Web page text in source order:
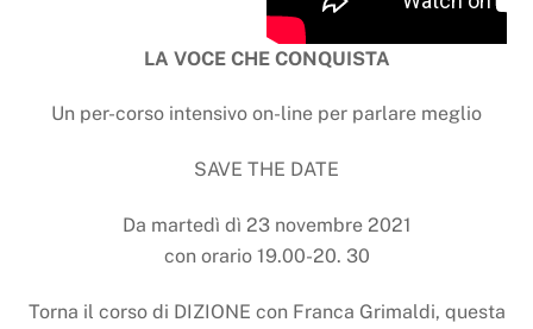
LA VOCE CHE CONQUISTA
Un per-corso intensivo on-line per parlare meglio
SAVE THE DATE
Da martedì dì 23 novembre 2021
con orario 19.00-20. 30
Torna il corso di DIZIONE con Franca Grimaldi, questa